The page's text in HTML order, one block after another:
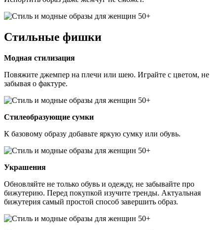
Стильные фишки
Модная стилизация
Повяжите джемпер на плечи или шею. Играйте с цветом, не
забывая о фактуре.
Стилеобразующие сумки
К базовому образу добавьте яркую сумку или обувь.
Украшения
Обновляйте не только обувь и одежду, не забывайте про
бижутерию. Перед покупкой изучите тренды. Актуальная
бижутерия самый простой способ завершить образ.